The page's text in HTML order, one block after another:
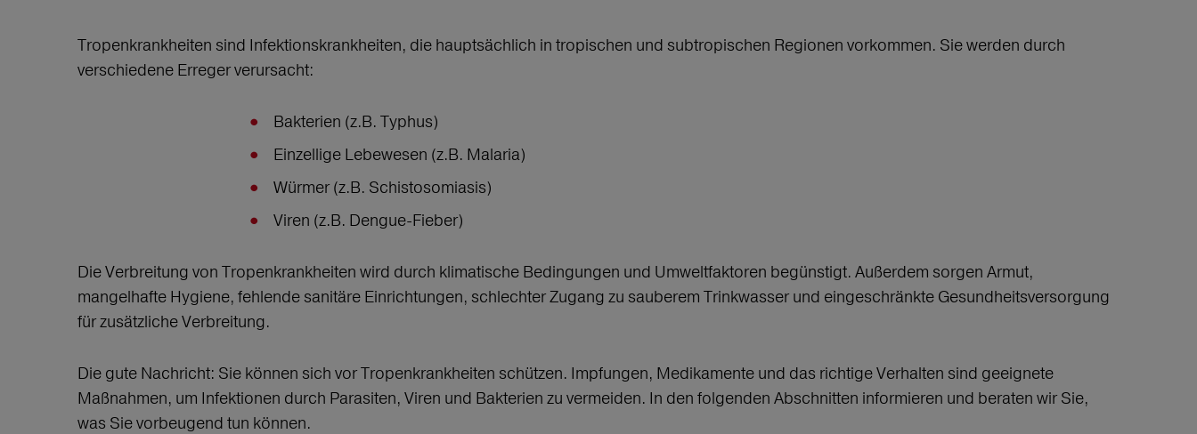
Tropenkrankheiten sind Infektionskrankheiten, die hauptsächlich in tropischen und subtropischen Regionen vorkommen. Sie werden durch
verschiedene Erreger verursacht:
Bakterien (z.B. Typhus)
Einzellige Lebewesen (z.B. Malaria)
Würmer (z.B. Schistosomiasis)
Viren (z.B. Dengue-Fieber)
Die Verbreitung von Tropenkrankheiten wird durch klimatische Bedingungen und Umweltfaktoren begünstigt. Außerdem sorgen Armut,
mangelhafte Hygiene, fehlende sanitäre Einrichtungen, schlechter Zugang zu sauberem Trinkwasser und eingeschränkte Gesundheitsversorgung
für zusätzliche Verbreitung.
Die gute Nachricht: Sie können sich vor Tropenkrankheiten schützen. Impfungen, Medikamente und das richtige Verhalten sind geeignete
Maßnahmen, um Infektionen durch Parasiten, Viren und Bakterien zu vermeiden. In den folgenden Abschnitten informieren und beraten wir Sie,
was Sie vorbeugend tun können.